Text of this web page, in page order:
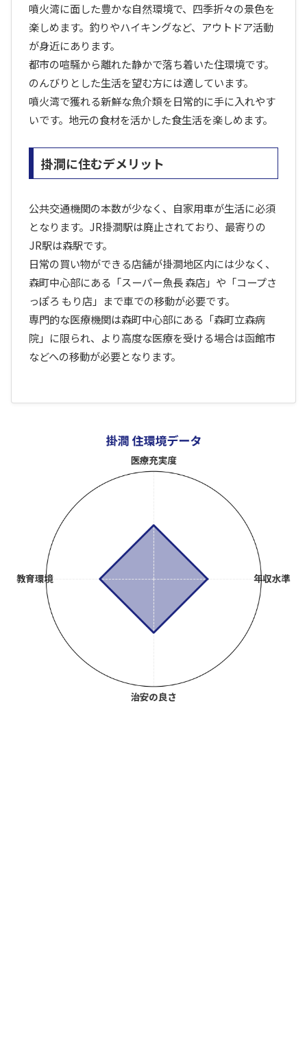
噴火湾に面した豊かな自然環境で、四季折々の景色を
楽しめます。釣りやハイキングなど、アウトドア活動
が身近にあります。
都市の喧騒から離れた静かで落ち着いた住環境です。
のんびりとした生活を望む方には適しています。
噴火湾で獲れる新鮮な魚介類を日常的に手に入れやす
いです。地元の食材を活かした食生活を楽しめます。
掛澗に住むデメリット
公共交通機関の本数が少なく、自家用車が生活に必須
となります。JR掛澗駅は廃止されており、最寄りの
JR駅は森駅です。
日常の買い物ができる店舗が掛澗地区内には少なく、
森町中心部にある「スーパー魚長 森店」や「コープさ
っぽろ もり店」まで車での移動が必要です。
専門的な医療機関は森町中心部にある「森町立森病
院」に限られ、より高度な医療を受ける場合は函館市
などへの移動が必要となります。